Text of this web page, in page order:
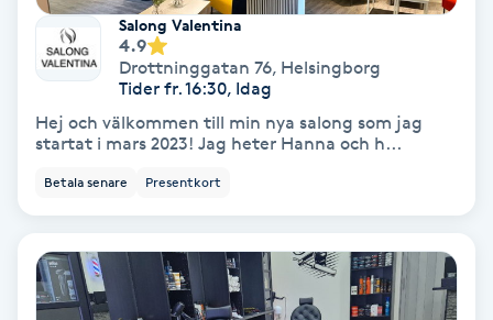
BIAB
Brynfärgning
Salong Valentina
4.9
Drottninggatan 76, Helsingborg
Tider fr. 16:30, Idag
Hej och välkommen till min nya salong som jag
startat i mars 2023! Jag heter Hanna och h...
Betala senare Presentkort